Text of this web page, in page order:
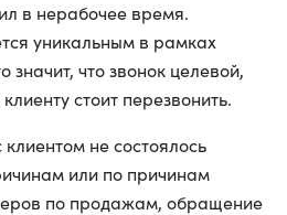
в нерабочее время.
уникальным в рамках
значит, что звонок целевой,
стоит перезвонить.
не состоялось
или по причинам
по продажам, обращение